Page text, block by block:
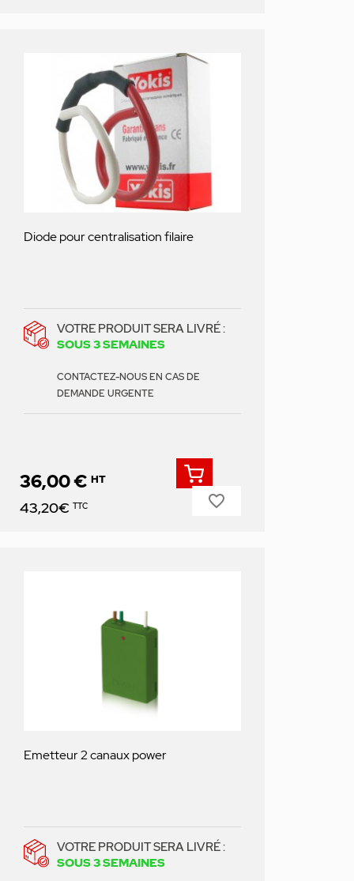
Diode pour centralisation filaire
VOTRE PRODUIT SERA LIVRÉ :
SOUS 3 SEMAINES
CONTACTEZ-NOUS EN CAS DE
DEMANDE URGENTE
Prix
36,00 € HT
43,20€ TTC favorite_border
Emetteur 2 canaux power
VOTRE PRODUIT SERA LIVRÉ :
SOUS 3 SEMAINES